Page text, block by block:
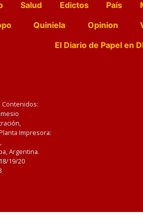
Salud Edictos País
Quiniela Opinion
El Diario de Papel en
Impresora:
Argentina.
19/20